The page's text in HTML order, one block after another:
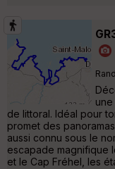
de littoral. Idéal pour
promet des
aussi connu sous le
escapade magnifique
et le Cap Fréhel, les